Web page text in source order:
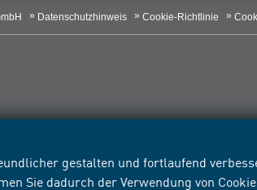
gestalten und fortlaufend
Sie dadurch der Verwendung von
Datenschutzhinweis Cookie-Richtlinie